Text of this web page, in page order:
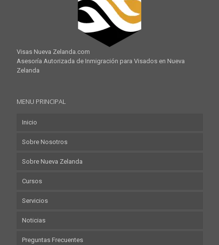
Visas Nueva Zelanda.com
Asesoría Autorizada de Inmigración para Visados en Nueva
Zelanda
MENU PRINCIPAL
Inicio
Sobre Nosotros
Sobre Nueva Zelanda
Cursos
Servicios
Noticias
Preguntas Frecuentes